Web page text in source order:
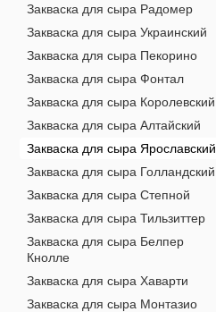
Закваска для сыра Радомер
Закваска для сыра Украинский
Закваска для сыра Пекорино
Закваска для сыра Фонтал
Закваска для сыра Королевский
Закваска для сыра Алтайский
Закваска для сыра Ярославский
Закваска для сыра Голландский
Закваска для сыра Степной
Закваска для сыра Тильзиттер
Закваска для сыра Белпер
Кнолле
Закваска для сыра Хаварти
Закваска для сыра Монтазио